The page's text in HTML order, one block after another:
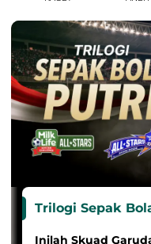
Trilogi Sepak
Inilah Skuad